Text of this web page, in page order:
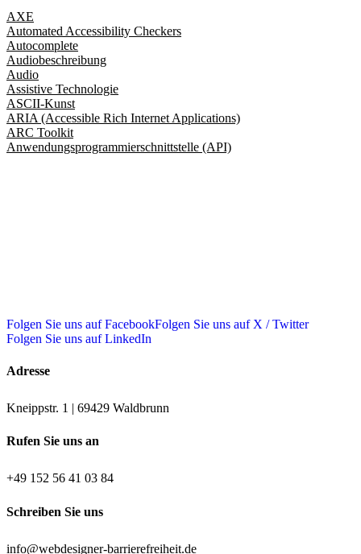
AXE
Automated Accessibility Checkers
Autocomplete
Audiobeschreibung
Audio
Assistive Technologie
ASCII-Kunst
ARIA (Accessible Rich Internet Applications)
ARC Toolkit
Anwendungsprogrammierschnittstelle (API)
Folgen Sie uns auf FacebookFolgen Sie uns auf X / Twitter
Folgen Sie uns auf LinkedIn
Adresse
Kneippstr. 1 | 69429 Waldbrunn
Rufen Sie uns an
+49 152 56 41 03 84
Schreiben Sie uns
info@webdesigner-barrierefreiheit.de